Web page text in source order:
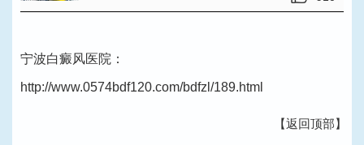
宁波白癜风医院：
http://www.0574bdf120.com/bdfzl/189.html
【返回顶部】